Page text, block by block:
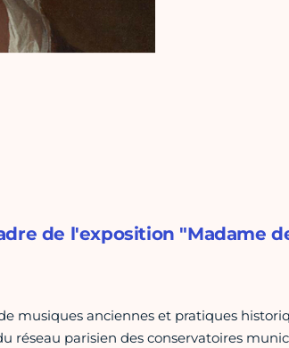
de l'exposition "Madame
musiques anciennes et pratiques
réseau parisien des conservatoires